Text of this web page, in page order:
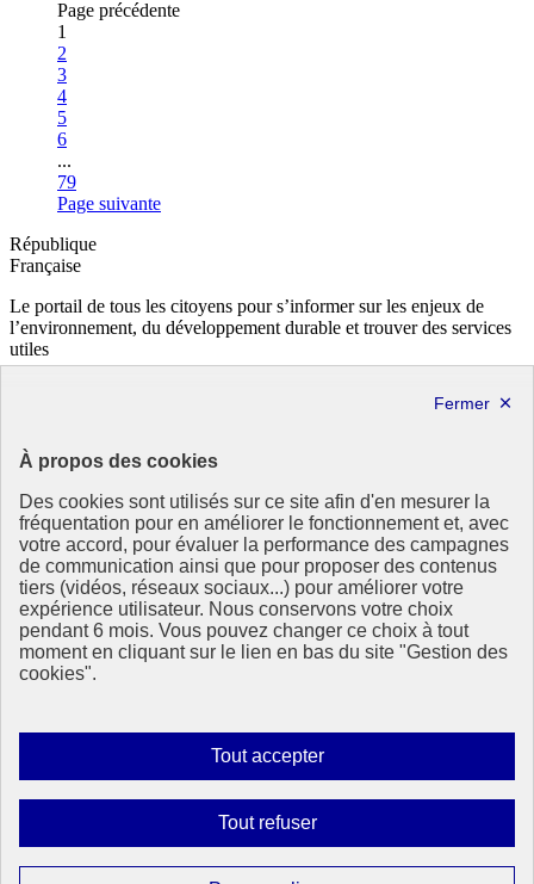
À propos des cookies
Des cookies sont utilisés sur ce site afin d'en mesurer la
fréquentation pour en améliorer le fonctionnement et, avec
votre accord, pour évaluer la performance des campagnes
de communication ainsi que pour proposer des contenus
tiers (vidéos, réseaux sociaux...) pour améliorer votre
expérience utilisateur. Nous conservons votre choix
pendant 6 mois. Vous pouvez changer ce choix à tout
moment en cliquant sur le lien en bas du site "Gestion des
cookies".
Tout accepterAutoriser
tous
Tout refuserInterdire
tous
Page précédente
1
Page
2
Page
3
Page
4
Page
5
Page
6
...
Page
79
Page suivante
République
Française
Le portail de tous les citoyens pour s’informer sur les enjeux de
l’environnement, du développement durable et trouver des services
utiles
data.gouv.fr- ouvre une nouvelle fenêtre
Partenaire
Partenaire principal :
Eionet Portal
Accessibilité : totalement conforme